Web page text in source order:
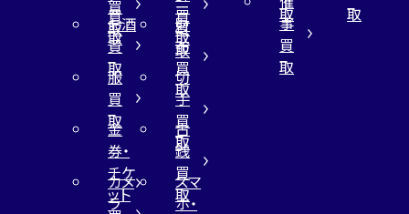
買
取
ー
買
取
買
取
買
取
お酒
買
取
財
布
買
取
服
買
取
切
手
買
取
金
券・
チケ
ット
古
銭
買
取
カメ
ラ
スマ
ホ・
取
取
事
買
取